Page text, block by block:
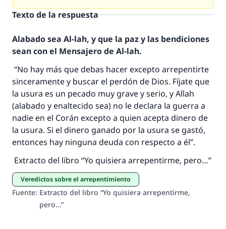
Texto de la respuesta
Alabado sea Al-lah, y que la paz y las bendiciones
sean con el Mensajero de Al-lah.
“No hay más que debas hacer excepto arrepentirte
sinceramente y buscar el perdón de Dios. Fíjate que
la usura es un pecado muy grave y serio, y Allah
(alabado y enaltecido sea) no le declara la guerra a
nadie en el Corán excepto a quien acepta dinero de
la usura. Si el dinero ganado por la usura se gastó,
entonces hay ninguna deuda con respecto a él”.
Extracto del libro “Yo quisiera arrepentirme, pero…”
Veredictos sobre el arrepentimiento
Fuente: Extracto del libro “Yo quisiera arrepentirme,
pero…”
La respuesta no. 110845 salvó un
matrimonio.
Desde la Q hasta la A, su contribución ayuda a
IslamQA.
Profeta ﷺ dijo:
"Una persona que orienta a otros a hacer el
bien obtendrá la misma recompensa que
aquellos que lo realicen."
(MUSLIM, 1893)